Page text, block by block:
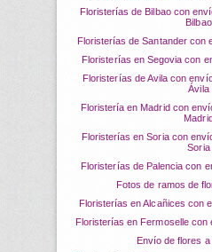
Floristerías de Bilbao con envío de flores a domicilio en
Bilbao
Floristerías de Santander con
Floristerías en Segovia con
Floristerías de Avila con envío de flores a domicilio en
Ávila
Floristería en Madrid con envío de flores a domicilio en
Floristerías en Soria con envío de flores a domicilio en
Soria
Floristerías de Palencia con
Fotos de ramos de
Floristerías en Alcañices con
Floristerías en Fermoselle
Envío de flores